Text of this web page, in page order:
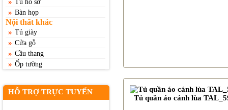
Tủ hồ sơ
» Bàn họp
Nội thất khác
» Tủ giày
» Cửa gỗ
» Cầu thang
» Ốp tường
HỖ TRỢ TRỰC TUYẾN
Tủ quần áo cánh lùa